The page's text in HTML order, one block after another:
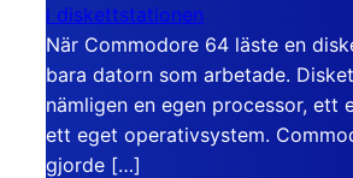
i diskettstationen
När Commodore 64 läste en
bara datorn som arbetade.
nämligen en egen processor, ett
ett eget operativsystem.
gjorde […]